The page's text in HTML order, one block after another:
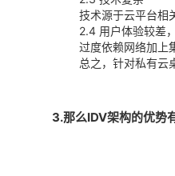
技术源于云平台相
2.4 用户体验较差
过度依赖网络加上
总之，针对私有云
3.那么IDV架构的优势